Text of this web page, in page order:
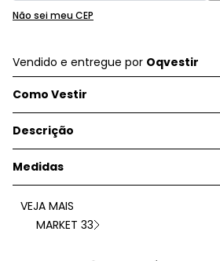
Não sei meu CEP
Vendido e entregue por Oqvestir
Como Vestir
Descrição
Medidas
VEJA MAIS
MARKET 33